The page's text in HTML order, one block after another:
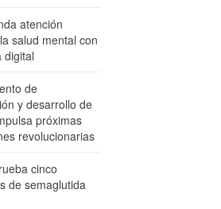
atención
salud mental con
digital
de
y desarrollo de
próximas
revolucionarias
cinco
de semaglutida